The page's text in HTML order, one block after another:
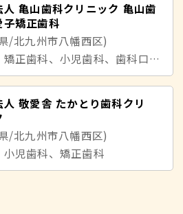
人 亀山歯科クリニック 亀山歯
子矯正歯科
/北九州市八幡西区)
歯科、矯正歯科、小児歯科、歯科口腔外科
人 敬愛舎 たかとり歯科クリ
/北九州市八幡西区)
小児歯科、矯正歯科